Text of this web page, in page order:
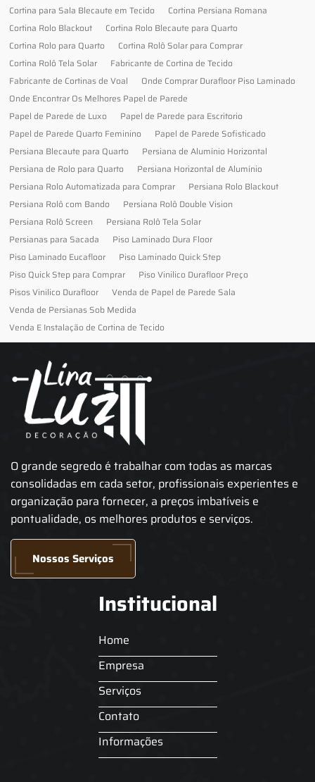
Cortina para Sala Blecaute em Tecido
Cortina Persiana Romana
Cortina Rolo Blackout
Cortina Rolo Blecaute para Quarto
Cortina Rolo para Quarto
Cortina Rolô Solar para Comprar
Cortina Rolô Tela Solar
Fabricante de Cortina de Tecido
Fabricante de Cortinas de Voal
Onde Comprar Durafloor Piso Laminado
Onde Encontrar Os Melhores Papel de Parede
Papel de Parede de Luxo
Papel de Parede para Escritorio
Papel de Parede Quarto Feminino
Papel de Parede Sofisticado
Persiana Blecaute para Quarto
Persiana de Alumínio Horizontal
Persiana de Rolo para Quarto
Persiana Horizontal de Alumínio
Persiana Rolo Automatizada para Comprar
Persiana Rolo Blackout
Persiana Rolô com Bando
Persiana Rolô Double Vision
Persiana Rolô Screen
Persiana Rolô Tela Solar
Persianas para Sacada
Piso Laminado Dura Floor
Piso Laminado Eucafloor
Piso Laminado Quick Step
Piso Quick Step para Comprar
Piso Vinilico Durafloor Preço
Pisos Vinilico Durafloor
Venda de Papel de Parede Sala
Venda de Persianas Sob Medida
Venda E Instalação de Cortina de Tecido
O grande segredo é trabalhar com todas as marcas
consolidadas em cada setor, profissionais experientes e
organização para fornecer, a preços imbatíveis e
pontualidade, os melhores produtos e serviços.
Nossos Serviços
Institucional
Home
Empresa
Serviços
Contato
Informações